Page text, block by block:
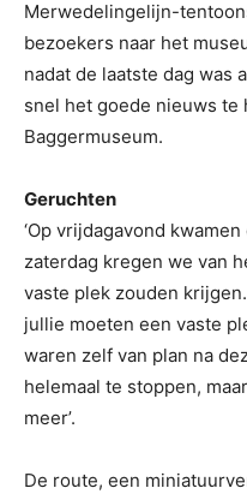
Merwedelingelijn-
bezoekers naar het
nadat de laatste dag was
snel het goede nieuws te
Baggermuseum.
Geruchten
‘Op vrijdagavond
zaterdag kregen we van
vaste plek zouden
jullie moeten een vaste
waren zelf van plan na
helemaal te stoppen,
meer’.
De route, een